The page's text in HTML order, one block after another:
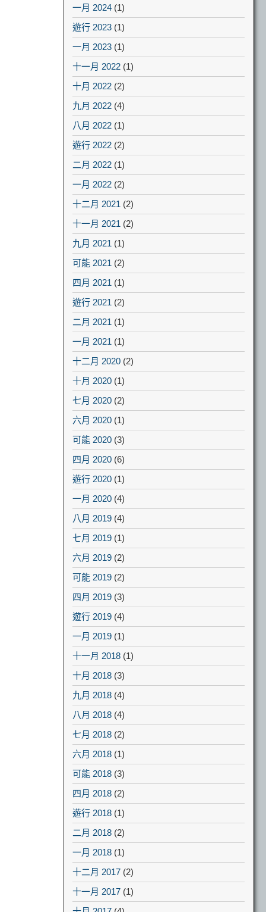
一月 2024 (1)
遊行 2023 (1)
一月 2023 (1)
十一月 2022 (1)
十月 2022 (2)
九月 2022 (4)
八月 2022 (1)
遊行 2022 (2)
二月 2022 (1)
一月 2022 (2)
十二月 2021 (2)
十一月 2021 (2)
九月 2021 (1)
可能 2021 (2)
四月 2021 (1)
遊行 2021 (2)
二月 2021 (1)
一月 2021 (1)
十二月 2020 (2)
十月 2020 (1)
七月 2020 (2)
六月 2020 (1)
可能 2020 (3)
四月 2020 (6)
遊行 2020 (1)
一月 2020 (4)
八月 2019 (4)
七月 2019 (1)
六月 2019 (2)
可能 2019 (2)
四月 2019 (3)
遊行 2019 (4)
一月 2019 (1)
十一月 2018 (1)
十月 2018 (3)
九月 2018 (4)
八月 2018 (4)
七月 2018 (2)
六月 2018 (1)
可能 2018 (3)
四月 2018 (2)
遊行 2018 (1)
二月 2018 (2)
一月 2018 (1)
十二月 2017 (2)
十一月 2017 (1)